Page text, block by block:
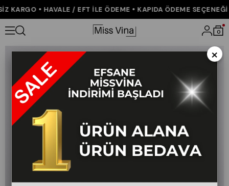
KARGO • HAVALE / EFT İLE ÖDEME • KAPIDA ÖDEME SEÇENEĞİ
0
Anasayfa ÇOK SATANLAR Alviera Paraşüt Kumaş Bilek Boy
×